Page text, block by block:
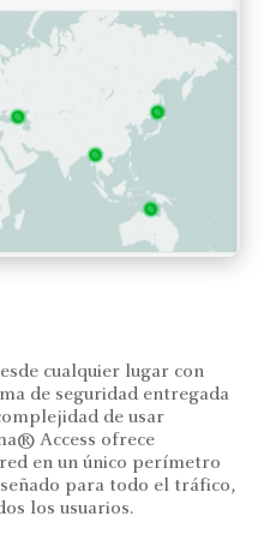
cualquier lugar con
de seguridad entregada
de usar
Access ofrece
en un único perímetro
para todo el tráfico,
los usuarios.